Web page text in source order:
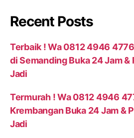
Recent Posts
Terbaik ! Wa 0812 4946
di Semanding Buka 24 Jam &
Jadi
Termurah ! Wa 0812 4946
Krembangan Buka 24 Jam &
Jadi